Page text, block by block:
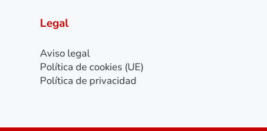
Legal
Aviso legal
Política de cookies (UE)
Política de privacidad